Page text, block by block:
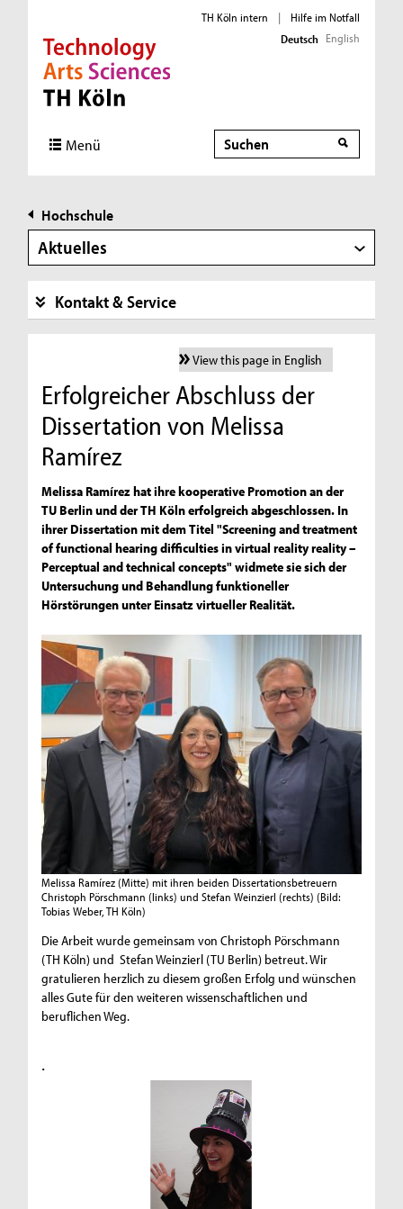
Direkt zur Hauptnavigation
Direkt zur Subnavigation
Direkt zum Inhalt
Direkt zum Fußbereich
TH Köln intern |
Hilfe im Notfall
Deutsch English
Menü Suche
Hochschule
Aktuelles
Kontakt & Service
View this page in English
Erfolgreicher Abschluss der
Dissertation von Melissa
Ramírez
Melissa Ramírez hat ihre kooperative Promotion an der
TU Berlin und der TH Köln erfolgreich abgeschlossen. In
ihrer Dissertation mit dem Titel "Screening and treatment
of functional hearing difficulties in virtual reality reality –
Perceptual and technical concepts" widmete sie sich der
Untersuchung und Behandlung funktioneller
Hörstörungen unter Einsatz virtueller Realität.
Melissa Ramírez (Mitte) mit ihren beiden Dissertationsbetreuern
Christoph Pörschmann (links) und Stefan Weinzierl (rechts) (Bild:
Tobias Weber, TH Köln)
Die Arbeit wurde gemeinsam von Christoph Pörschmann
(TH Köln) und Stefan Weinzierl (TU Berlin) betreut. Wir
gratulieren herzlich zu diesem großen Erfolg und wünschen
alles Gute für den weiteren wissenschaftlichen und
beruflichen Weg.
.